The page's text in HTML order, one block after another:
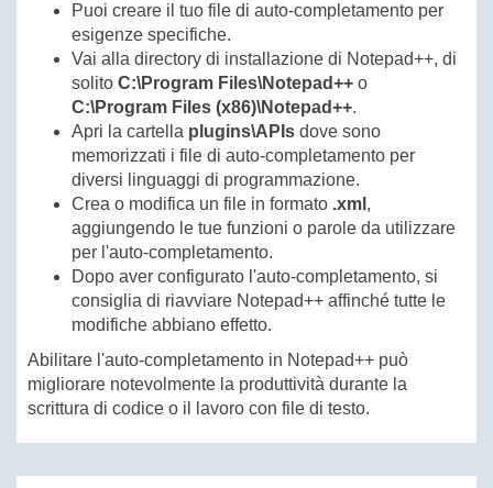
Puoi creare il tuo file di auto-completamento per
esigenze specifiche.
Vai alla directory di installazione di Notepad++, di
solito C:\Program Files\Notepad++ o
C:\Program Files (x86)\Notepad++.
Apri la cartella plugins\APIs dove sono
memorizzati i file di auto-completamento per
diversi linguaggi di programmazione.
Crea o modifica un file in formato .xml ,
aggiungendo le tue funzioni o parole da utilizzare
per l'auto-completamento.
Dopo aver configurato l'auto-completamento, si
consiglia di riavviare Notepad++ affinché tutte le
modifiche abbiano effetto.
Abilitare l'auto-completamento in Notepad++ può
migliorare notevolmente la produttività durante la
scrittura di codice o il lavoro con file di testo.